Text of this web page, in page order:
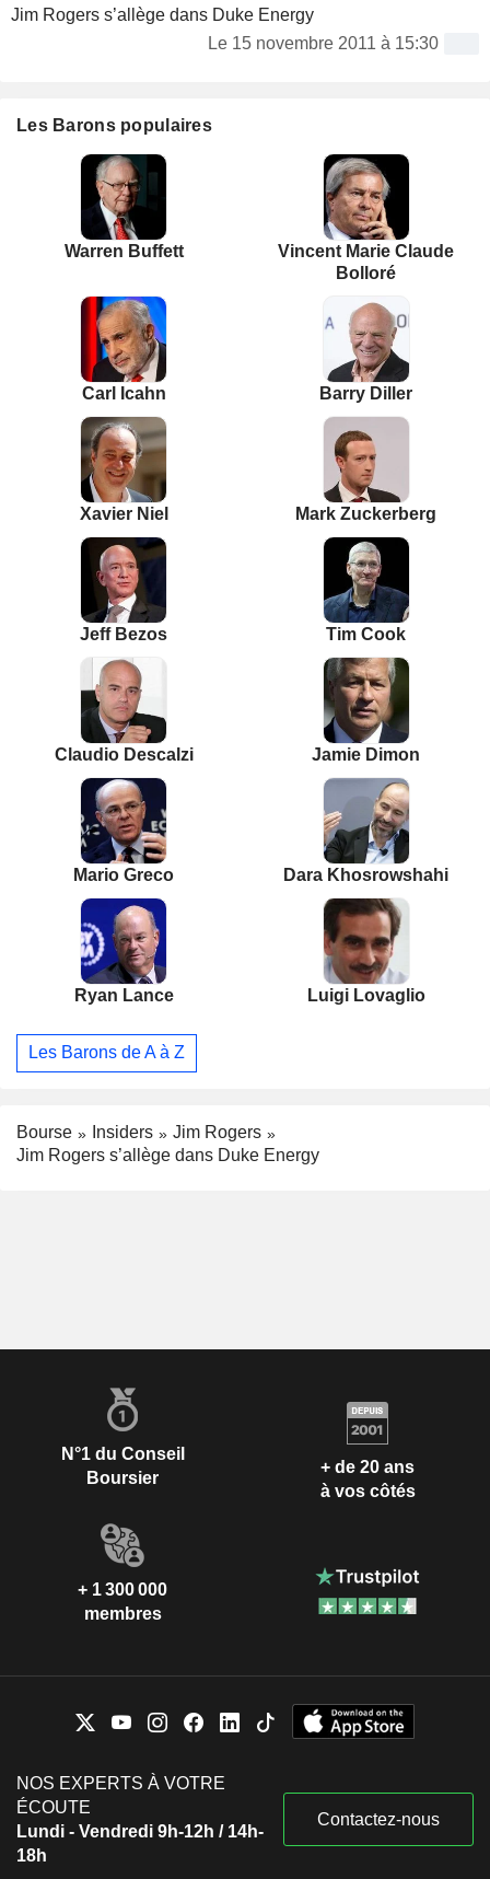
Jim Rogers s’allège dans Duke Energy
Le 15 novembre 2011 à 15:30
Les Barons populaires
Warren Buffett
Vincent Marie Claude
Bolloré
Carl Icahn Barry Diller
Xavier Niel Mark Zuckerberg
Jeff Bezos Tim Cook
Claudio Descalzi Jamie Dimon
Mario Greco Dara Khosrowshahi
Ryan Lance Luigi Lovaglio
Les Barons de A à Z
Bourse Insiders
Jim Rogers
Jim Rogers s’allège dans Duke Energy
N°1 du Conseil
Boursier
+ de 20 ans
à vos côtés
+ 1 300 000
membres
NOS EXPERTS À VOTRE
ÉCOUTE
Lundi - Vendredi 9h-12h / 14h-
18h
Contactez-nous